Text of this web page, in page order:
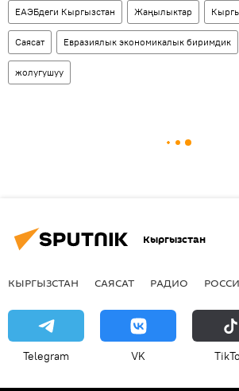
ЕАЭБдеги Кыргызстан Жаңылыктар
Саясат Евразиялык экономикалык биримдик
жолугушуу
Кыргызстан
КЫРГЫЗСТАН САЯСАТ РАДИО
Telegram VK